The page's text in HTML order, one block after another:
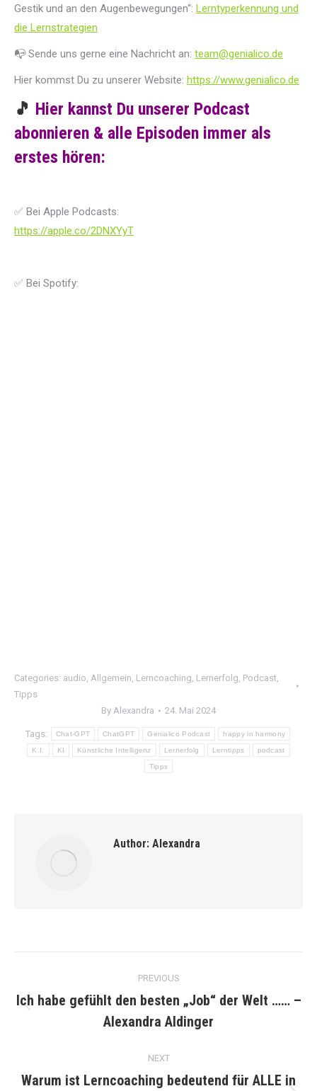
Gestik und an den Augenbewegungen“: Lerntyperkennung und
die Lernstrategien
📭 Sende uns gerne eine Nachricht an: team@genialico.de
Hier kommst Du zu unserer Website: https://www.genialico.de
🎵 Hier kannst Du unserer Podcast
abonnieren & alle Episoden immer als
erstes hören:
✅ Bei Apple Podcasts:
https://apple.co/2DNXYyT
✅ Bei Spotify:
Categories: audio, Allgemein, Lerncoaching, Lernerfolg, Podcast,
Tipps
By Alexandra 24. Mai 2024
Tags: Chat-GPT ChatGPT Genialico Podcast happy in harmony
K.I. KI Künstliche Intelligenz Lernerfolg Lerntipps podcast
Tipps
Author: Alexandra
navigation
PREVIOUS
Previous
post:
Ich habe gefühlt den besten „Job“ der Welt …… –
Alexandra Aldinger
NEXT
Warum ist Lerncoaching bedeutend für ALLE in